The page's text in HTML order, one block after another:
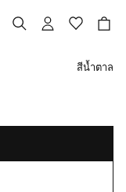
สีน้ำตาล